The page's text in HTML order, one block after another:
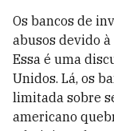
Os bancos de
abusos devido
Essa é uma
Unidos. Lá, os
limitada sobre
americano